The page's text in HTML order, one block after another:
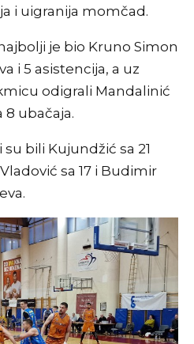
i uigranija momčad.
je bio Kruno Simon
i 5 asistencija, a uz
odigrali Mandalinić
8 ubačaja.
bili Kujundžić sa 21
sa 17 i Budimir